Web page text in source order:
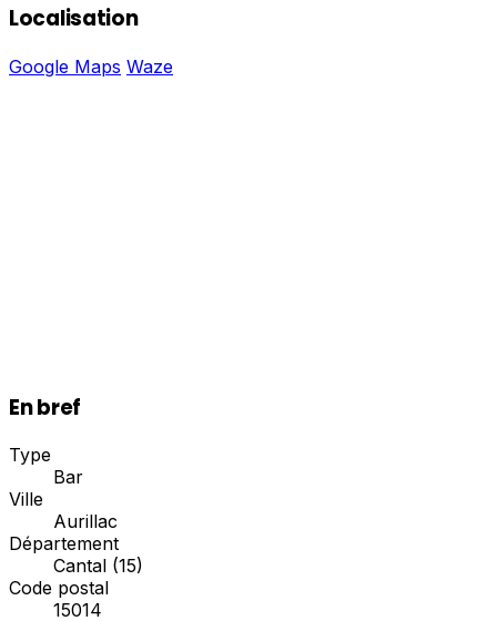
Localisation
Google Maps Waze
En bref
Type
Bar
Ville
Aurillac
Département
Cantal (15)
Code postal
15014